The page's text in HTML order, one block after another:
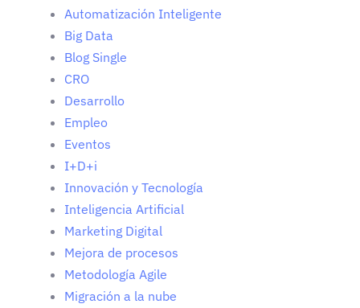
Automatización Inteligente
Big Data
Blog Single
CRO
Desarrollo
Empleo
Eventos
I+D+i
Innovación y Tecnología
Inteligencia Artificial
Marketing Digital
Mejora de procesos
Metodología Agile
Migración a la nube